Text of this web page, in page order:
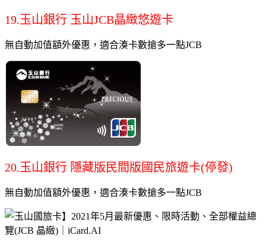
19.玉山銀行 玉山JCB晶緻悠遊卡
無自動加值額外優惠，適合湊卡數搶多一點JCB
20.玉山銀行 隱藏版民間版國民旅遊卡(停發)
無自動加值額外優惠，適合湊卡數搶多一點JCB